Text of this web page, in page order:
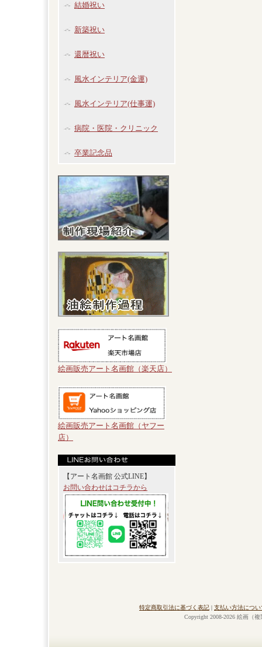
結婚祝い
新築祝い
還暦祝い
風水インテリア(金運)
風水インテリア(仕事運)
病院・医院・クリニック
卒業記念品
絵画販売アート名画館（楽天店）
絵画販売アート名画館（ヤフー
店）
【アート名画館 公式LINE】
お問い合わせはコチラから
特定商取引法に基づく表記 | 支払い方法につい
Copyright 2008-2026 絵画（